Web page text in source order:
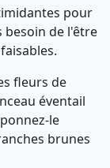
pour
besoin de l'être
fleurs de
éventail
le
brunes